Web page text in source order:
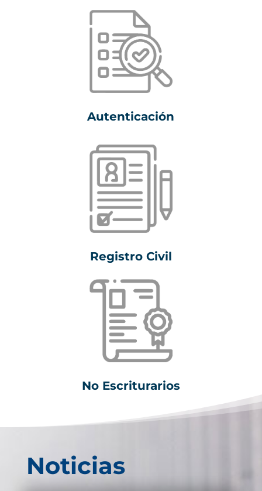
Autenticación
Registro Civil
No Escriturarios
Noticias